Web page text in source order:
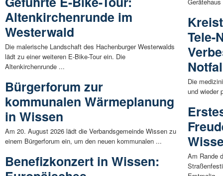
Altenkirchenrunde im
Westerwald
Die malerische Landschaft des Hachenburger Westerwalds
lädt zu einer weiteren E-Bike-Tour ein. Die
Altenkirchenrunde ...
Bürgerforum zur
kommunalen Wärmeplanung
in Wissen
Am 20. August 2026 lädt die Verbandsgemeinde Wissen zu
einem Bürgerforum ein, um den neuen kommunalen ...
Benefizkonzert in Wissen:
Tele-
Die
und wieder
Am Rande